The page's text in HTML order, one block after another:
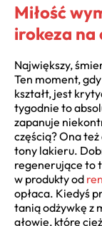
Miłość
irokeza na
Największy,
Ten moment,
kształt, jest
tygodnie to
zapanuje
częścią? Ona
tony lakieru.
regenerujące to
w produkty od
opłaca. Kiedyś
tanią odżywkę z
głowie, które